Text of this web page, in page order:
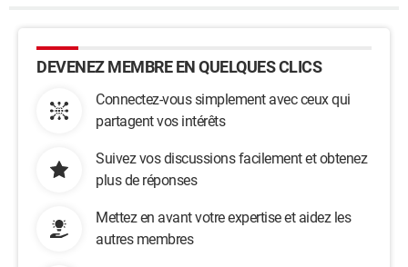
DEVENEZ MEMBRE EN QUELQUES CLICS
Connectez-vous simplement avec ceux qui
partagent vos intérêts
Suivez vos discussions facilement et obtenez
plus de réponses
Mettez en avant votre expertise et aidez les
autres membres